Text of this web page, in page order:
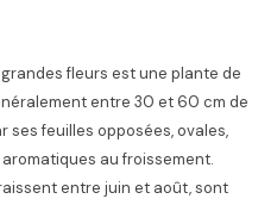
fleurs est une plante de
entre 30 et 60 cm de
ses feuilles opposées, ovales,
au froissement.
entre juin et août, sont